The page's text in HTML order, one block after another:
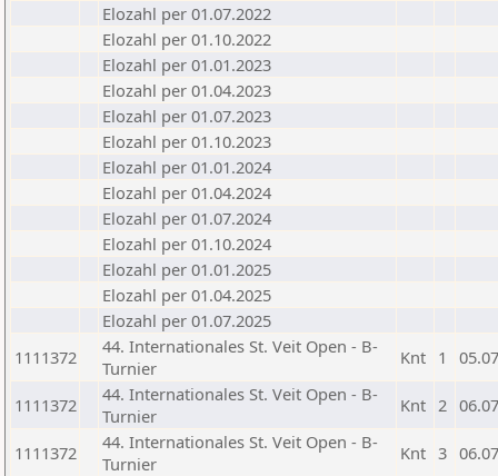
Elozahl per 01.07.2022
Elozahl per 01.10.2022
Elozahl per 01.01.2023
Elozahl per 01.04.2023
Elozahl per 01.07.2023
Elozahl per 01.10.2023
Elozahl per 01.01.2024
Elozahl per 01.04.2024
Elozahl per 01.07.2024
Elozahl per 01.10.2024
Elozahl per 01.01.2025
Elozahl per 01.04.2025
Elozahl per 01.07.2025
1111372
44. Internationales St. Veit Open - B-
Turnier
Knt 1
1111372
44. Internationales St. Veit Open - B-
Turnier
Knt 2
1111372
44. Internationales St. Veit Open - B-
Turnier
Knt 3